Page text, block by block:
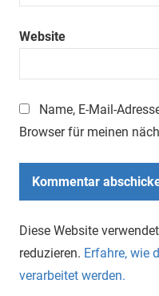
Website
Name, E-Mail-
Browser für meinen
Diese Website
reduzieren. Erfahre, wie
verarbeitet werden.